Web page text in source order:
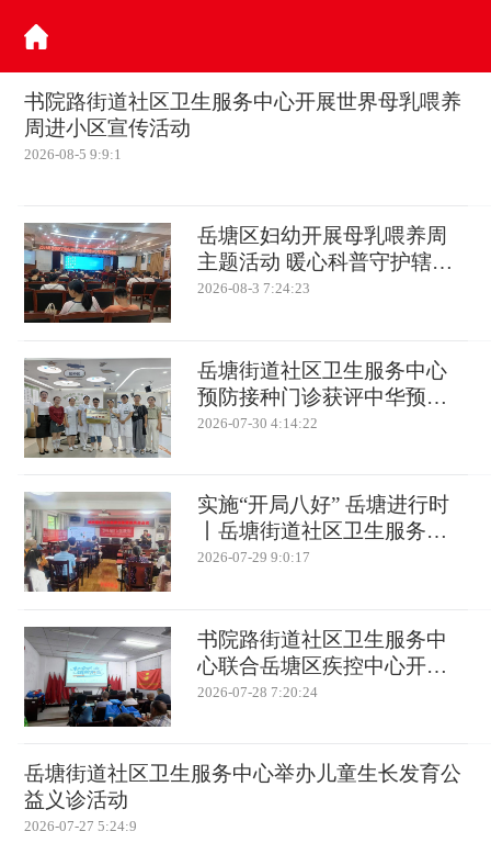
书院路街道社区卫生服务中心开展世界母乳喂养
周进小区宣传活动
2026-08-5 9:9:1
岳塘区妇幼开展母乳喂养周
主题活动 暖心科普守护辖区
母婴健康
2026-08-3 7:24:23
岳塘街道社区卫生服务中心
预防接种门诊获评中华预防
医学会“预防接种服务规范化
2026-07-30 4:14:22
实施“开局八好” 岳塘进行时
丨岳塘街道社区卫生服务中
心家庭医生进社区 筑牢高温
2026-07-29 9:0:17
书院路街道社区卫生服务中
心联合岳塘区疾控中心开
展“世界肝炎日”主题宣传活动
2026-07-28 7:20:24
岳塘街道社区卫生服务中心举办儿童生长发育公
益义诊活动
2026-07-27 5:24:9